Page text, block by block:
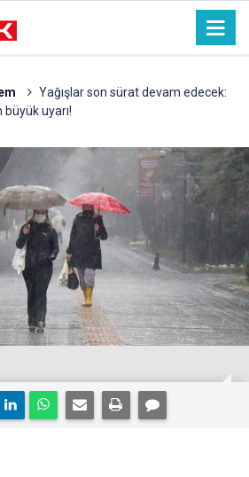
Yağışlar son sürat devam edecek:
uyarı!